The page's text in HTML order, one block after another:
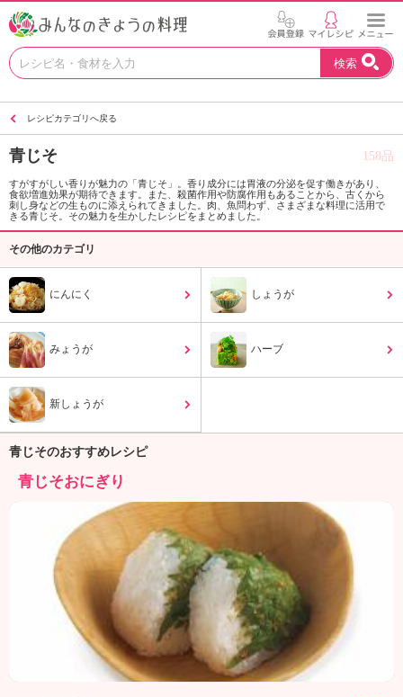
お
い
を
見
つ
け
。
K
ュ
ナ
「
み
ん
な
の
ょ
検索
レシピカテゴリへ戻る
青じそ 158品
すがすがしい香りが魅力の「青じそ」。香り成分には胃液の分泌を促す働きがあり、
食欲増進効果が期待できます。また、殺菌作用や防腐作用もあることから、古くから
刺し身などの生ものに添えられてきました。肉、魚問わず、さまざまな料理に活用で
きる青じそ。その魅力を生かしたレシピをまとめました。
その他のカテゴリ
にんにく しょうが
みょうが ハーブ
新しょうが
青じそのおすすめレシピ
青じそおにぎり